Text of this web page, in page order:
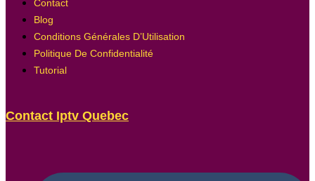
Contact
Blog
Conditions Générales D’Utilisation
Politique De Confidentialité
Tutorial
Contact Iptv Quebec